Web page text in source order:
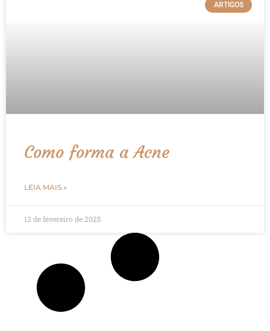
ARTIGOS
Como forma a Acne
LEIA MAIS »
12 de fevereiro de 2025